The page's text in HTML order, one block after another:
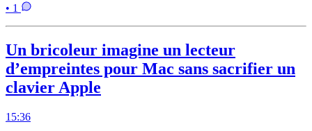
• 1
Un bricoleur imagine un lecteur
d’empreintes pour Mac sans sacrifier un
clavier Apple
15:36